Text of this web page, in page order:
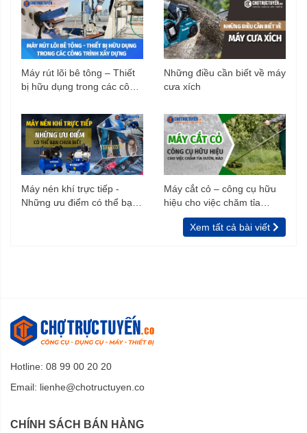
Máy rút lõi bê tông – Thiết
bị hữu dụng trong các công
Những điều cần biết về máy
cưa xích
Máy nén khí trực tiếp -
Những ưu điểm có thể bạn
Máy cắt cỏ – công cụ hữu
hiệu cho việc chăm tỉa
vườn, rào
Xem tất cả bài viết
Hotline: 08 99 00 20 20
Email: lienhe@chotructuyen.co
CHÍNH SÁCH BÁN HÀNG